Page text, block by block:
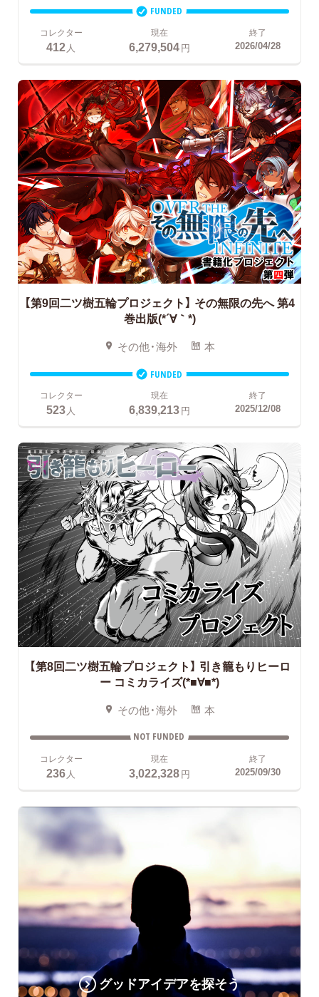
FUNDED
コレクター
412 人
現在
6,279,504円
終了
2026/04/28
【第9回二ツ樹五輪プロジェクト】 その無限の先へ 第4
巻出版(*´∀｀*)
その他・海外 本
FUNDED
コレクター
523人
現在
6,839,213円
終了
2025/12/08
【第8回二ツ樹五輪プロジェクト】 引き籠もりヒーロ
ー コミカライズ(*■∀■*)
その他・海外 本
NOT FUNDED
コレクター
236 人
現在
3,022,328円
終了
2025/09/30
グッドアイデアを探そう